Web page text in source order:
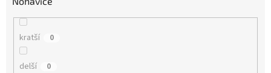
kratší 0
delší 0